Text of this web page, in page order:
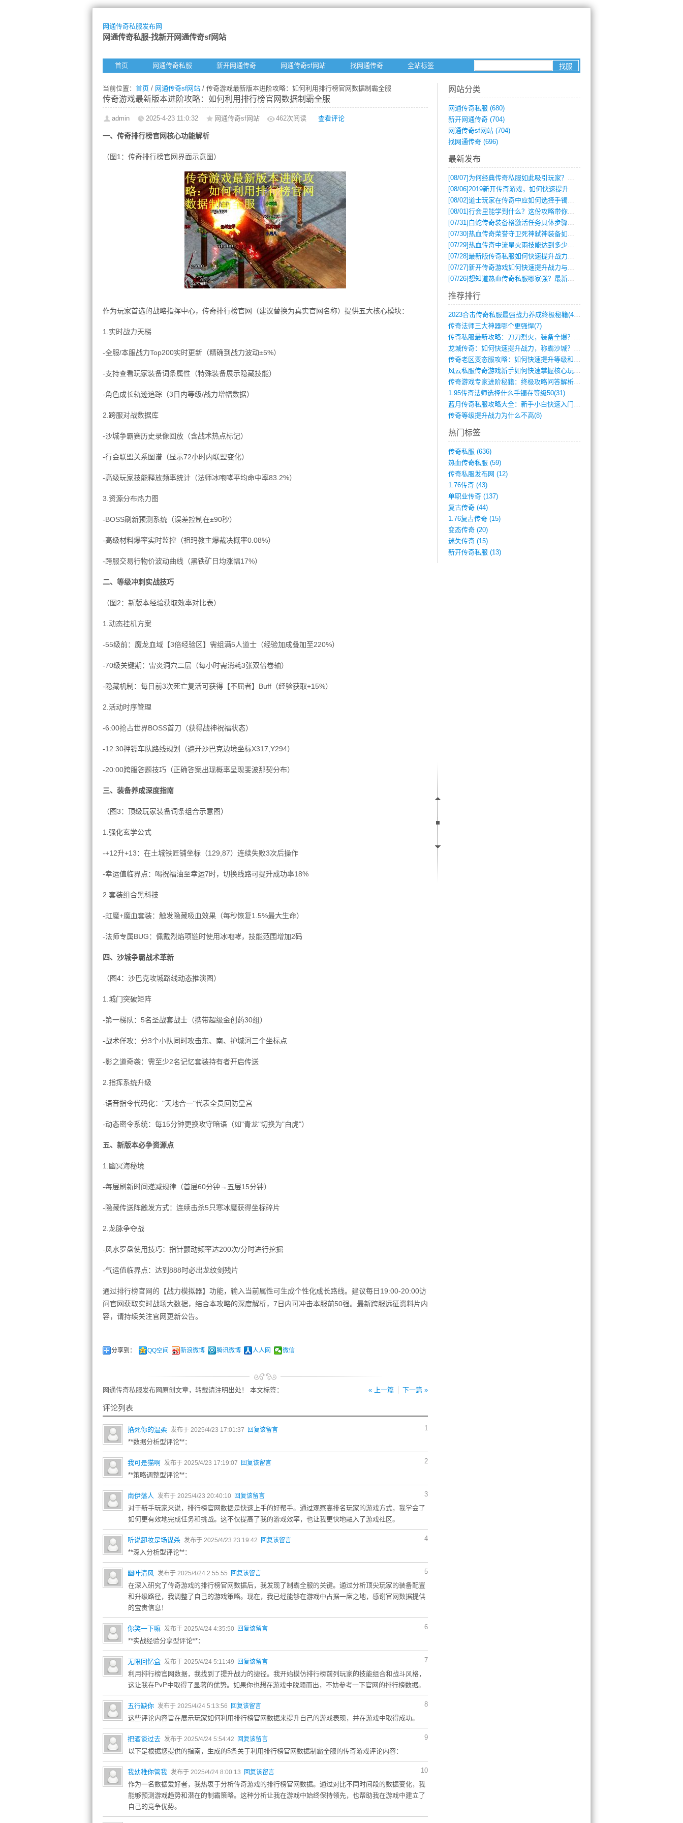
网通传奇私服发布网
网通传奇私服-找新开网通传奇sf网站
首页 网通传奇私服 新开网通传奇 网通传奇sf网站 找网通传奇 全站标签
当前位置： 首页 / 网通传奇sf网站 / 传奇游戏最新版本进阶攻略：如何利用排行榜官网数据制霸全服
传奇游戏最新版本进阶攻略：如何利用排行榜官网数据制霸全服
admin 2025-4-23 11:0:32 网通传奇sf网站 462次阅读 查看评论
一、传奇排行榜官网核心功能解析
（图1：传奇排行榜官网界面示意图）
作为玩家首选的战略指挥中心，传奇排行榜官网（建议替换为真实官网名称）提供五大核心模块：
1.实时战力天梯
-全服/本服战力Top200实时更新（精确到战力波动±5%）
-支持查看玩家装备词条属性（特殊装备展示隐藏技能）
-角色成长轨迹追踪（3日内等级/战力增幅数据）
2.跨服对战数据库
-沙城争霸赛历史录像回放（含战术热点标记）
-行会联盟关系图谱（显示72小时内联盟变化）
-高级玩家技能释放频率统计（法师冰咆哮平均命中率83.2%）
3.资源分布热力图
-BOSS刷新预测系统（误差控制在±90秒）
-高级材料爆率实时监控（祖玛教主爆裁决概率0.08%）
-跨服交易行物价波动曲线（黑铁矿日均涨幅17%）
二、等级冲刺实战技巧
（图2：新版本经验获取效率对比表）
1.动态挂机方案
-55级前：魔龙血域【3倍经验区】需组满5人道士（经验加成叠加至220%）
-70级关键期：雷炎洞穴二层（每小时需消耗3张双倍卷轴）
-隐藏机制：每日前3次死亡复活可获得【不屈者】Buff（经验获取+15%）
2.活动时序管理
-6:00抢占世界BOSS首刀（获得战神祝福状态）
-12:30押镖车队路线规划（避开沙巴克边境坐标X317,Y294）
-20:00跨服答题技巧（正确答案出现概率呈现斐波那契分布）
三、装备养成深度指南
（图3：顶级玩家装备词条组合示意图）
1.强化玄学公式
-+12升+13：在土城铁匠铺坐标（129,87）连续失败3次后操作
-幸运值临界点：喝祝福油至幸运7时，切换线路可提升成功率18%
2.套装组合黑科技
-虹魔+魔血套装：触发隐藏吸血效果（每秒恢复1.5%最大生命）
-法师专属BUG：佩戴烈焰项链时使用冰咆哮，技能范围增加2码
四、沙城争霸战术革新
（图4：沙巴克攻城路线动态推演图）
1.城门突破矩阵
-第一梯队：5名圣战套战士（携带超级金创药30组）
-战术佯攻：分3个小队同时攻击东、南、护城河三个坐标点
-影之道奇袭：需至少2名记忆套装持有者开启传送
2.指挥系统升级
-语音指令代码化："天地合一"代表全员回防皇宫
-动态密令系统：每15分钟更换攻守暗语（如"青龙"切换为"白虎"）
五、新版本必争资源点
1.幽冥海秘境
-每层刷新时间递减规律（首层60分钟→五层15分钟）
-隐藏传送阵触发方式：连续击杀5只寒冰魔获得坐标碎片
2.龙脉争夺战
-风水罗盘使用技巧：指针颤动频率达200次/分时进行挖掘
-气运值临界点：达到888时必出龙纹剑残片
通过排行榜官网的【战力模拟器】功能，输入当前属性可生成个性化成长路线。建议每日19:00-20:00访
问官网获取实时战场大数据，结合本攻略的深度解析，7日内可冲击本服前50强。最新跨服远征资料片内
容，请持续关注官网更新公告。
分享到： QQ空间 新浪微博 腾讯微博 人人网 微信
« 上一篇 下一篇 »
网通传奇私服发布网原创文章，转载请注明出处！ 本文标签：
评论列表
1
掐死你的温柔 发布于 2025/4/23 17:01:37 回复该留言
**数据分析型评论**：
2
我可是猫啊 发布于 2025/4/23 17:19:07 回复该留言
**策略调整型评论**：
3
南伊落人 发布于 2025/4/23 20:40:10 回复该留言
对于新手玩家来说，排行榜官网数据是快速上手的好帮手。通过观察高排名玩家的游戏方式，我学会了
如何更有效地完成任务和挑战。这不仅提高了我的游戏效率，也让我更快地融入了游戏社区。
4
听说卸妆是场谋杀 发布于 2025/4/23 23:19:42 回复该留言
**深入分析型评论**：
5
幽叶清风 发布于 2025/4/24 2:55:55 回复该留言
在深入研究了传奇游戏的排行榜官网数据后，我发现了制霸全服的关键。通过分析顶尖玩家的装备配置
和升级路径，我调整了自己的游戏策略。现在，我已经能够在游戏中占据一席之地，感谢官网数据提供
的宝贵信息！
6
你笑一下嘛 发布于 2025/4/24 4:35:50 回复该留言
**实战经验分享型评论**：
7
无限回忆盒 发布于 2025/4/24 5:11:49 回复该留言
利用排行榜官网数据，我找到了提升战力的捷径。我开始模仿排行榜前列玩家的技能组合和战斗风格，
这让我在PvP中取得了显著的优势。如果你也想在游戏中脱颖而出，不妨参考一下官网的排行榜数据。
8
五行缺你 发布于 2025/4/24 5:13:56 回复该留言
这些评论内容旨在展示玩家如何利用排行榜官网数据来提升自己的游戏表现，并在游戏中取得成功。
9
把酒谈过去 发布于 2025/4/24 5:54:42 回复该留言
以下是根据您提供的指南，生成的5条关于利用排行榜官网数据制霸全服的传奇游戏评论内容：
10
我幼稚你管我 发布于 2025/4/24 8:00:13 回复该留言
作为一名数据爱好者，我热衷于分析传奇游戏的排行榜官网数据。通过对比不同时间段的数据变化，我
能够预测游戏趋势和潜在的制霸策略。这种分析让我在游戏中始终保持领先，也帮助我在游戏中建立了
自己的竞争优势。
网站分类
网通传奇私服 (680)
新开网通传奇 (704)
网通传奇sf网站 (704)
找网通传奇 (696)
最新发布
[08/07] 为何经典传奇私服如此吸引玩家？深度攻略解析
[08/06]2019新开传奇游戏，如何快速提升角色等级？
[08/02]道士玩家在传奇中应如何选择手镯装备？
[08/01]行会里能学到什么？这份攻略带你全掌握
[07/31] 白蛇传奇装备格激活任务具体步骤是什么？如何完成？
[07/30]热血传奇荣誉守卫死神弑神装备如何获取与佩戴攻略？
[07/29]热血传奇中流星火雨技能达到多少级可以开始练装备？
[07/28]最新版传奇私服如何快速提升战力与获取稀有装备？
[07/27]新开传奇游戏如何快速提升战力与获取稀有装备？
[07/26]想知道热血传奇私服哪家强？最新排行榜攻略全解析
推荐排行
2023合击传奇私服最强战力养成终极秘籍(428)
传奇法师三大神器哪个更强悍(7)
传奇私服最新攻略：刀刀烈火，装备全爆？攻(813)
龙城传奇：如何快速提升战力，称霸沙城？(802)
传奇老区变态服攻略：如何快速提升等级和战(379)
风云私服传奇游戏新手如何快速掌握核心玩法(616)
传奇游戏专家进阶秘籍：终极攻略问答解析(848)
1.95传奇法师选择什么手镯在等级50(31)
蓝月传奇私服攻略大全：新手小白快速入门指(386)
传奇等级提升战力为什么不高(8)
热门标签
传奇私服 (636)
热血传奇私服 (59)
传奇私服发布网 (12)
1.76传奇 (43)
单职业传奇 (137)
复古传奇 (44)
1.76复古传奇 (15)
变态传奇 (20)
迷失传奇 (15)
新开传奇私服 (13)